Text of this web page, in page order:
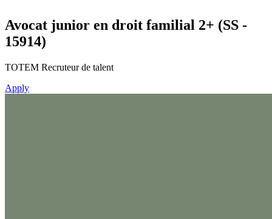
Avocat junior en droit familial 2+ (SS -
15914)
TOTEM Recruteur de talent
Apply